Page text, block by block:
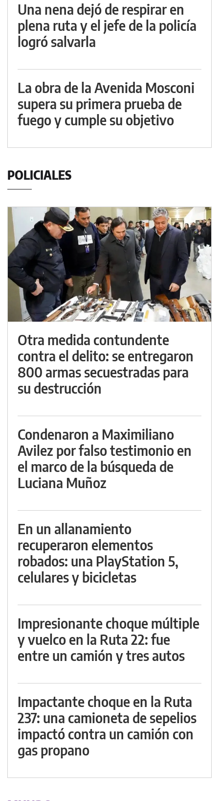
Una nena dejó de respirar en
plena ruta y el jefe de la policía
logró salvarla
La obra de la Avenida Mosconi
supera su primera prueba de
fuego y cumple su objetivo
POLICIALES
Otra medida contundente
contra el delito: se entregaron
800 armas secuestradas para
su destrucción
Condenaron a Maximiliano
Avilez por falso testimonio en
el marco de la búsqueda de
Luciana Muñoz
En un allanamiento
recuperaron elementos
robados: una PlayStation 5,
celulares y bicicletas
Impresionante choque múltiple
y vuelco en la Ruta 22: fue
entre un camión y tres autos
Impactante choque en la Ruta
237: una camioneta de sepelios
impactó contra un camión con
gas propano